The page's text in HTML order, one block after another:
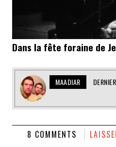
Dans la fête foraine de
MAADIAR
8 COMMENTS